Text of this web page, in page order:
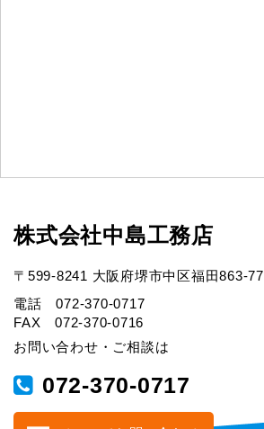
株式会社中島工務店
〒599-8241 大阪府堺市中区福田863-77
電話 072-370-0717
FAX 072-370-0716
お問い合わせ・ご相談は
072-370-0717